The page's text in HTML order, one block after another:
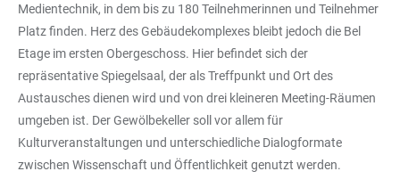
Medientechnik, in dem bis zu 180 Teilnehmerinnen und Teilnehmer
Platz finden. Herz des Gebäudekomplexes bleibt jedoch die Bel
Etage im ersten Obergeschoss. Hier befindet sich der
repräsentative Spiegelsaal, der als Treffpunkt und Ort des
Austausches dienen wird und von drei kleineren Meeting-Räumen
umgeben ist. Der Gewölbekeller soll vor allem für
Kulturveranstaltungen und unterschiedliche Dialogformate
zwischen Wissenschaft und Öffentlichkeit genutzt werden.